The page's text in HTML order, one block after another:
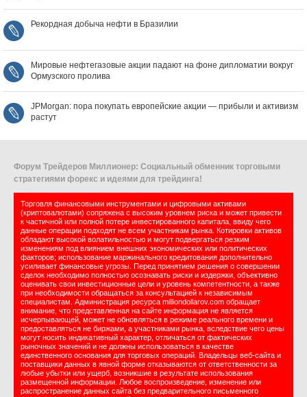
Рекордная добыча нефти в Бразилии
Мировые нефтегазовые акции падают на фоне дипломатии вокруг
Ормузского пролива
JPMorgan: пора покупать европейские акции — прибыли и активизм
растут
Форум Трейдеров Миллионер: Социальный обменник торговыми
стратегиями форекс и идеями для трейдинга!
Торговля финансовыми инструментами и цифровыми активами
(криптовалютами) сопряжена с высоким уровнем риска и может привести
к частичной или полной потере инвестированного капитала, ввиду чего
данные операции подходят не всем участникам рынка. Котировки активов
обладают высокой волатильностью и могут подвергаться резким
изменениям под влиянием внешних экономических или политических
факторов; использование маржинального кредитования дополнительно
усиливает финансовые угрозы. Перед принятием решения о совершении
сделок необходимо полностью осознавать риски и издержки, объективно
оценивать свои инвестиционные цели и уровень компетентности, а также
при необходимости обращаться за консультацией к независимым
специалистам. Администрация ресурса milliondollarov.com обращает
внимание, что представленная на сайте информация не является
исчерпывающей, может не обновляться в режиме реального времени и
предоставляться не биржами, а участниками рынка, вследствие чего цены
могут носить индикативный характер, отличаться от фактических
рыночных значений и не должны использоваться в качестве
единственного основания для торговых операций. Владельцы веб-сайта и
поставщики данных в явной форме отказываются от ответственности за
любые убытки или ущерб, возникшие в результате использования
размещенной информации. Любое воспроизведение, изменение или
распространение данных сайта без предварительного письменного